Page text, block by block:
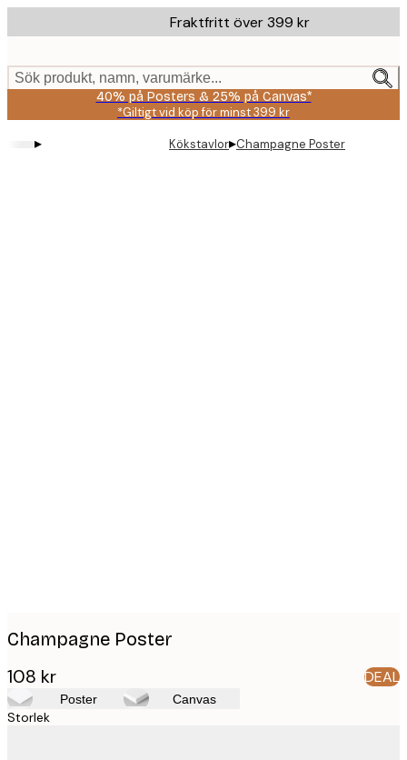
to
content.
Fraktfritt över 399 kr
Sök produkt, namn, varumärke...
40% på Posters & 25% på Canvas*
*Giltigt vid köp för minst 399 kr
▸ Kökstavlor▸Champagne Poster
Champagne Poster
108 kr DEAL
Poster Canvas
Storlek